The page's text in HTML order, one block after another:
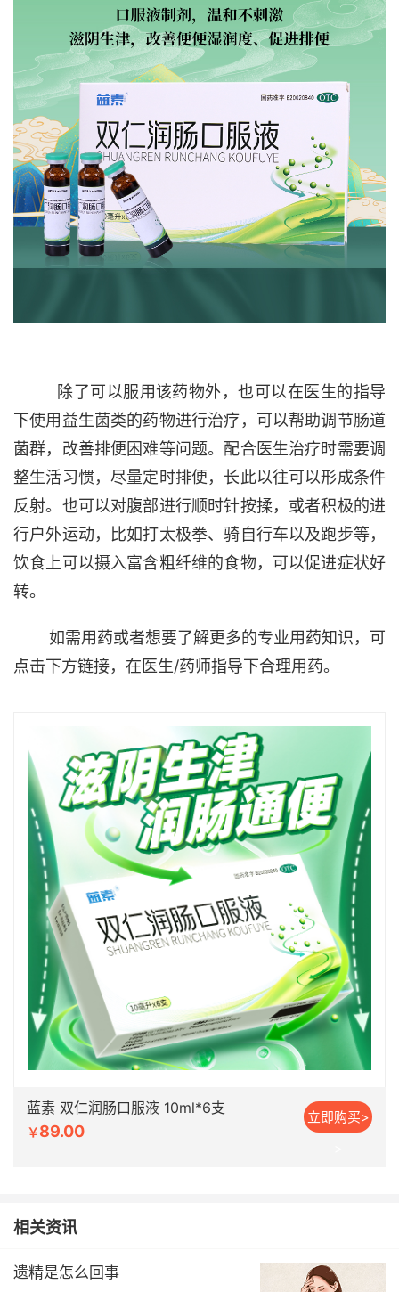
除了可以服用该药物外，也可以在医生的指导
下使用益生菌类的药物进行治疗，可以帮助调节肠道
菌群，改善排便困难等问题。配合医生治疗时需要调
整生活习惯，尽量定时排便，长此以往可以形成条件
反射。也可以对腹部进行顺时针按揉，或者积极的进
行户外运动，比如打太极拳、骑自行车以及跑步等，
饮食上可以摄入富含粗纤维的食物，可以促进症状好
转。
如需用药或者想要了解更多的专业用药知识，可
点击下方链接，在医生/药师指导下合理用药。
蓝素 双仁润肠口服液 10ml*6支
￥89.00
立即购买>
相关资讯
遗精是怎么回事